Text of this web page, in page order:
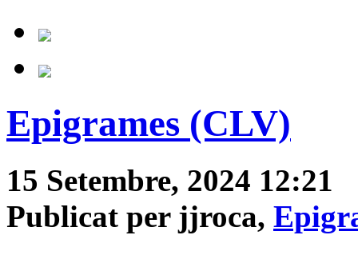
Epigrames (CLV)
15 Setembre, 2024 12:21
Publicat per jjroca,